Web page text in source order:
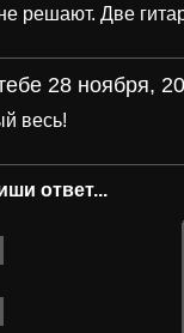
решают. Две
28 ноября,
весь!
ответ...